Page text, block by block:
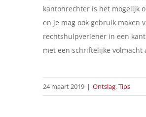
kantonrechter is het mogelijk
en je mag ook gebruik maken
rechtshulpverlener in een
met een schriftelijke
24 maart 2019 | Ontslag,Tips